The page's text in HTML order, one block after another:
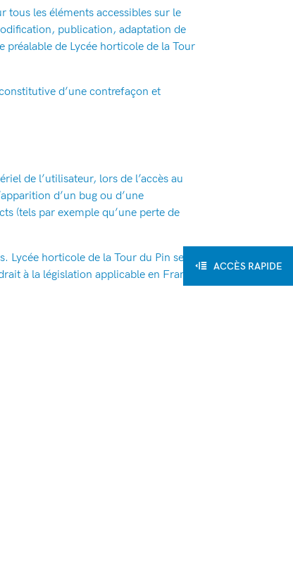
tous les éléments accessibles sur le
publication, adaptation de
de Lycée horticole de la Tour
d’une contrefaçon et
de l’utilisateur, lors de l’accès au
d’un bug ou d’une
(tels par exemple qu’une perte de
Lycée horticole de la Tour du Pin se
à la législation applicable en France,
ACCÈS RAPIDE